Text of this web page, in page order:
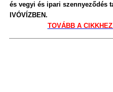
és vegyi és ipari szennyeződés
IVÓVÍZBEN.
TOVÁBB A CIKKHEZ